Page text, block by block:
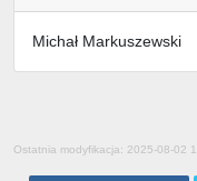
Michał Markuszewski
Ostatnia modyfikacja: 2025-08-02